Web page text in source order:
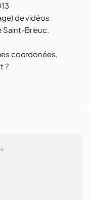
de vidéos
Saint-Brieuc.
coordonées,
?